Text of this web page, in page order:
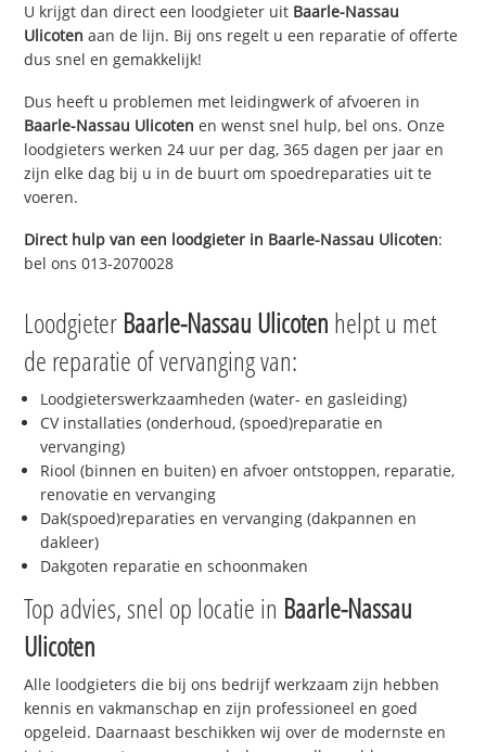
U krijgt dan direct een loodgieter uit Baarle-Nassau
Ulicoten aan de lijn. Bij ons regelt u een reparatie of offerte
dus snel en gemakkelijk!
Dus heeft u problemen met leidingwerk of afvoeren in
Baarle-Nassau Ulicoten en wenst snel hulp, bel ons. Onze
loodgieters werken 24 uur per dag, 365 dagen per jaar en
zijn elke dag bij u in de buurt om spoedreparaties uit te
voeren.
Direct hulp van een loodgieter in Baarle-Nassau Ulicoten:
bel ons 013-2070028
Loodgieter Baarle-Nassau Ulicoten helpt u met
de reparatie of vervanging van:
Loodgieterswerkzaamheden (water- en gasleiding)
CV installaties (onderhoud, (spoed)reparatie en
vervanging)
Riool (binnen en buiten) en afvoer ontstoppen, reparatie,
renovatie en vervanging
Dak(spoed)reparaties en vervanging (dakpannen en
dakleer)
Dakgoten reparatie en schoonmaken
Top advies, snel op locatie in Baarle-Nassau
Ulicoten
Alle loodgieters die bij ons bedrijf werkzaam zijn hebben
kennis en vakmanschap en zijn professioneel en goed
opgeleid. Daarnaast beschikken wij over de modernste en